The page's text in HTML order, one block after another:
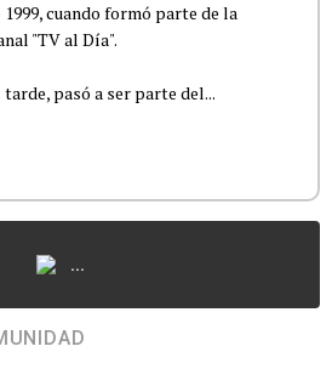
cuando formó parte de la
"TV al Día".
tarde, pasó a ser parte del...
...